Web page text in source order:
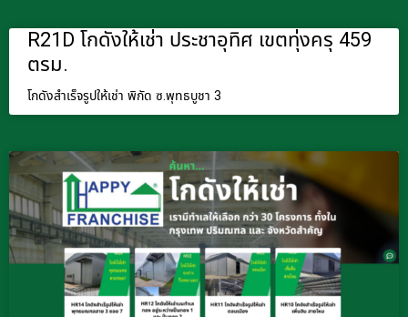
R21D โกดังให้เช่า ประชาอุทิศ เขตทุ่งครุ 459
ตรม.
โกดังสำเร็จรูปให้เช่า พิกัด ซ.พุทธบูชา 3